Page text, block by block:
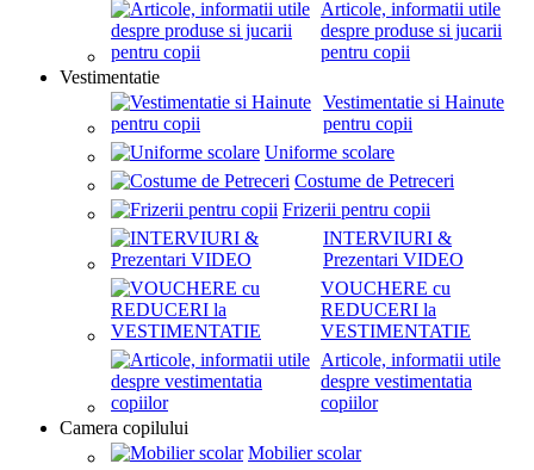
Articole, informatii utile
despre produse si jucarii
pentru copii
Vestimentatie
Vestimentatie si Hainute
pentru copii
Uniforme scolare
Costume de Petreceri
Frizerii pentru copii
INTERVIURI &
Prezentari VIDEO
VOUCHERE cu
REDUCERI la
VESTIMENTATIE
Articole, informatii utile
despre vestimentatia
copiilor
Camera copilului
Mobilier scolar